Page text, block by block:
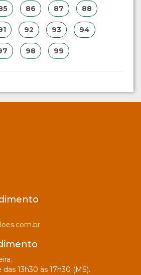
86 87 88
92 93 94
98 99
13h30 às 17h30 (MS).